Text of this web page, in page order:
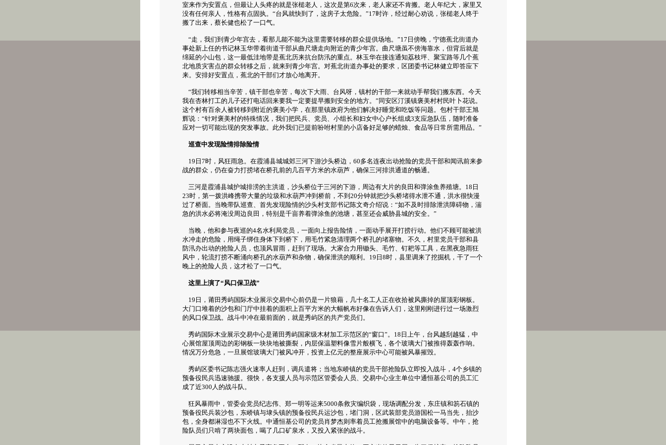
室来作为安置点，但最让人头疼的就是张槌老人，这次是第6次来，老人家还不肯搬。老人年纪大，家里又
没有任何亲人，性格有点固执。“台风就快到了，这房子太危险。”17时许，经过耐心劝说，张槌老人终于
搬了出来，蔡长健也松了一口气。
“走，我们到青少年宫去，看那儿能不能为这里需要转移的群众提供场地。”17日傍晚，宁德蕉北街道办
事处新上任的书记林玉华带着街道干部从曲尺塘走向附近的青少年宫。曲尺塘虽不傍海靠水，但背后就是
绵延的小山包，这一最低洼地带是蕉北历来抗台防汛的重点。林玉华在接连通知荔枝坪、聚宝路等几个蕉
北地质灾害点的群众转移之后，就来到青少年宫。对蕉北街道办事处的要求，区团委书记林健立即答应下
来。安排好安置点，蕉北的干部们才放心地离开。
“我们转移相当辛苦，镇干部也辛苦，每次下大雨、台风呀，镇村的干部一来就动手帮我们搬东西。今天
我在杏林打工的儿子还打电话回来要我一定要提早搬到安全的地方。”同安区汀溪镇褒美村村民叶卜花说。
这个村有百余人被转移到附近的褒美小学，在那里镇政府为他们解决好睡觉和吃饭等问题。包村干部王旭
辉说：“针对褒美村的特殊情况，我们把民兵、党员、小组长和妇女中心户长组成3支应急队伍，随时准备
应对一切可能出现的突发事故。此外我们已提前吩咐村里的小店备好足够的蜡烛、食品等日常所需用品。”
巡查中发现险情排除险情
19日7时，风狂雨急。在霞浦县城城郊三河下游沙头桥边，60多名连夜出动抢险的党员干部和闻讯前来参
战的群众，仍在奋力打捞堵在桥孔前的几百平方米的水葫芦，确保三河排洪通道的畅通。
三河是霞浦县城护城排涝的主洪道，沙头桥位于三河的下游，周边有大片的良田和弹涂鱼养殖塘。18日
23时，第一拨洪峰携带大量的垃圾和水葫芦冲到桥前，不到20分钟就把沙头桥堵得水泄不通，洪水很快漫
过了桥面。当晚带队巡查、首先发现险情的沙头村支部书记陈文奇介绍说：“如不及时排除泄洪障碍物，湍
急的洪水必将淹没周边良田，特别是千亩养着弹涂鱼的池塘，甚至还会威胁县城的安全。”
当晚，他和参与夜巡的4名水利局党员，一面向上报告险情，一面动手展开打捞行动。他们不顾可能被洪
水冲走的危险，用绳子绑住身体下到桥下，用毛竹紧急清理两个桥孔的堵塞物。不久，村里党员干部和县
防汛办出动的抢险人员，也顶风冒雨，赶到了现场。大家合力用锄头、毛竹、钉耙等工具，在黑夜急雨狂
风中，轮流打捞不断涌向桥孔的水葫芦和杂物，确保泄洪的顺利。19日8时，县里调来了挖掘机，干了一个
晚上的抢险人员，这才松了一口气。
这里上演了“风口保卫战”
19日，莆田秀屿国际木业展示交易中心前仍是一片狼藉，几十名工人正在收拾被风撕掉的屋顶彩钢板。
大门口堆着的沙包和门厅中挂着的面积上百平方米的大幅帆布好像在告诉人们，这里刚刚进行过一场激烈
的风口保卫战。战斗中冲在最前面的，就是秀屿区的共产党员们。
秀屿国际木业展示交易中心是莆田秀屿国家级木材加工示范区的“窗口”。18日上午，台风越刮越猛，中
心展馆屋顶周边的彩钢板一块块地被撕裂，内层保温塑料像雪片般横飞，各个玻璃大门被推得轰轰作响。
情况万分危急，一旦展馆玻璃大门被风冲开，投资上亿元的整座展示中心可能被风暴摧毁。
秀屿区委书记陈志强火速率人赶到，调兵遣将；当地东峤镇的党员干部抢险队立即投入战斗，4个乡镇的
预备役民兵迅速驰援。很快，各支援人员与示范区管委会人员、交易中心业主单位中通恒基公司的员工汇
成了近300人的战斗队。
狂风暴雨中，管委会党员纪志伟、郑一明等运来5000条救灾编织袋，现场调配分发，东庄镇和笏石镇的
预备役民兵装沙包，东峤镇与埭头镇的预备役民兵运沙包，堵门洞，区武装部党员游国松一马当先，抬沙
包，全身都淋湿也不下火线。中通恒基公司的党员肖梦杰则率着员工抢搬展馆中的电脑设备等。中午，抢
险队员们只啃了两块面包，喝了几口矿泉水，又投入紧张的战斗。